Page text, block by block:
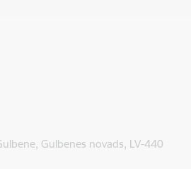
Gulbenes novads, LV-440